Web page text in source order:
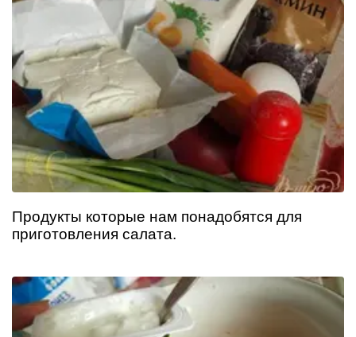
Продукты которые нам понадобятся для
приготовления салата.